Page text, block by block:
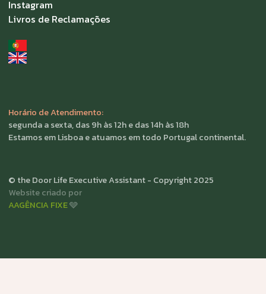
the Door, a porta para uma
vida organizada.
geral@thedoorofficial.pt
+351 913 001 122 (WhatsApp)
Início
Instagram
Livros de Reclamações